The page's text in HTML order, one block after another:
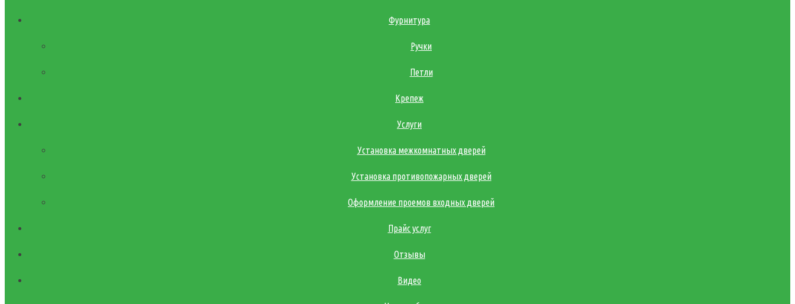
Фурнитура
Ручки
Петли
Крепеж
Услуги
Установка межкомнатных дверей
Установка противопожарных дверей
Оформление проемов входных дверей
Прайс услуг
Отзывы
Видео